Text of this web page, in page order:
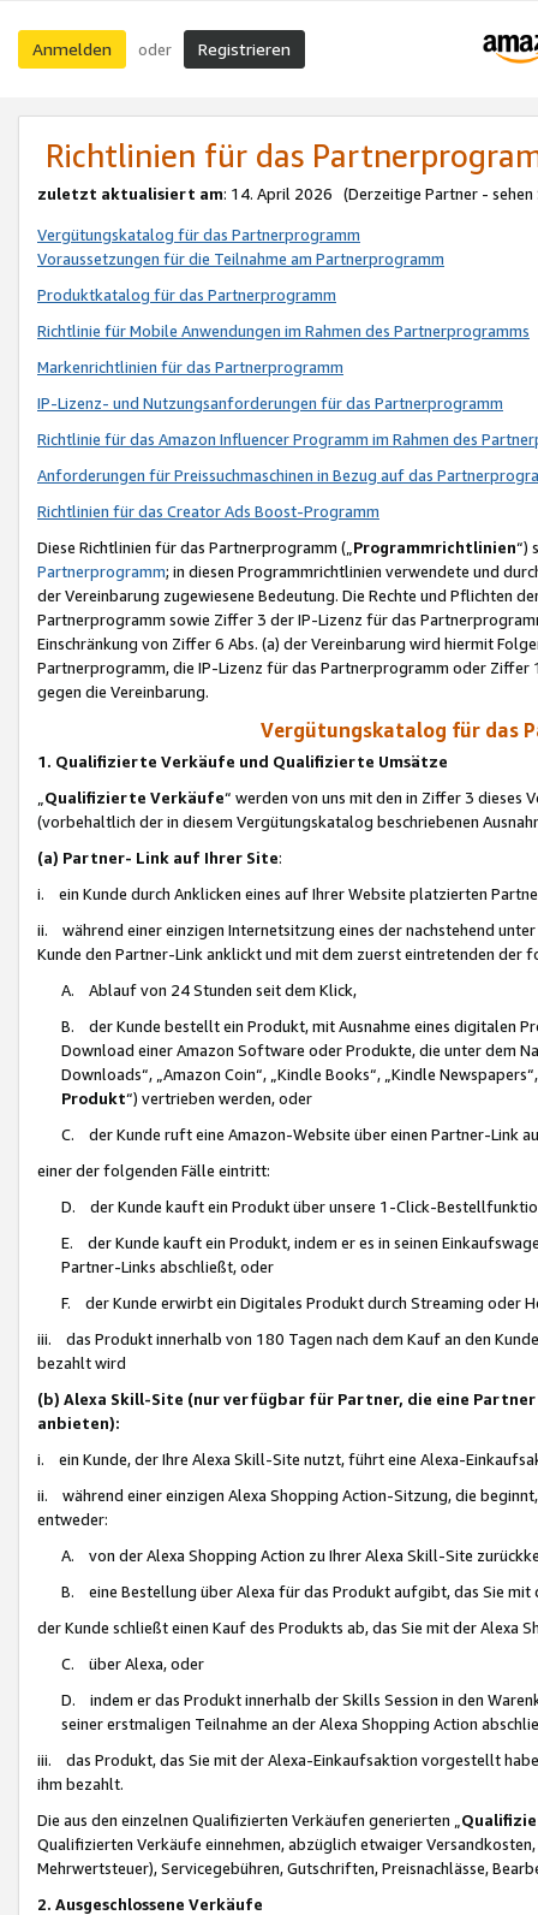
Anmelden oder Registrieren
Richtlinien für das
zuletzt aktualisiert am: 14. April 2026 (Derzeitige Partner - sehen
Vergütungskatalog für das Partnerprogramm
Voraussetzungen für die Teilnahme am Partnerprogramm
Produktkatalog für das Partnerprogramm
Richtlinie für Mobile Anwendungen im Rahmen des Partnerprogramms
Markenrichtlinien für das Partnerprogramm
IP-Lizenz- und Nutzungsanforderungen für das Partnerprogramm
Richtlinie für das Amazon Influencer Programm im Rahmen des
Anforderungen für Preissuchmaschinen in Bezug auf das
Richtlinien für das Creator Ads Boost-Programm
Diese Richtlinien für das Partnerprogramm („Programmrichtlinien“)
Partnerprogramm; in diesen Programmrichtlinien verwendete und
der Vereinbarung zugewiesene Bedeutung. Die Rechte und Pflichten
Partnerprogramm sowie Ziffer 3 der IP-Lizenz für das
Einschränkung von Ziffer 6 Abs. (a) der Vereinbarung wird hiermit
Partnerprogramm, die IP-Lizenz für das Partnerprogramm oder
gegen die Vereinbarung.
Vergütungskatalog für das
1. Qualifizierte Verkäufe und Qualifizierte Umsätze
Qualifizierte Verkäufe“ werden von uns mit den in Ziffer 3
(vorbehaltlich der in diesem Vergütungskatalog beschriebenen
(a) Partner- Link auf Ihrer Site:
i. ein Kunde durch Anklicken eines auf Ihrer Website platzierten
ii. während einer einzigen Internetsitzung eines der nachstehend
Kunde den Partner-Link anklickt und mit dem zuerst eintretenden der
A. Ablauf von 24 Stunden seit dem Klick,
B. der Kunde bestellt ein Produkt, mit Ausnahme eines digitalen
Download einer Amazon Software oder Produkte, die unter dem
Downloads“, „Amazon Coin“, „Kindle Books“, „Kindle
Produkt“) vertrieben werden, oder
C. der Kunde ruft eine Amazon-Website über einen Partner-Link
einer der folgenden Fälle eintritt:
D. der Kunde kauft ein Produkt über unsere 1-Click-
E. der Kunde kauft ein Produkt, indem er es in seinen
Partner-Links abschließt, oder
F. der Kunde erwirbt ein Digitales Produkt durch Streaming oder
iii. das Produkt innerhalb von 180 Tagen nach dem Kauf an den
bezahlt wird
(b) Alexa Skill-Site (nur verfügbar für Partner, die eine
anbieten):
i. ein Kunde, der Ihre Alexa Skill-Site nutzt, führt eine Alexa-
ii. während einer einzigen Alexa Shopping Action-Sitzung, die
entweder:
A. von der Alexa Shopping Action zu Ihrer Alexa Skill-Site
B. eine Bestellung über Alexa für das Produkt aufgibt, das Sie mit
der Kunde schließt einen Kauf des Produkts ab, das Sie mit der Alexa
C. über Alexa, oder
D. indem er das Produkt innerhalb der Skills Session in den
seiner erstmaligen Teilnahme an der Alexa Shopping Action
iii. das Produkt, das Sie mit der Alexa-Einkaufsaktion vorgestellt
ihm bezahlt.
Die aus den einzelnen Qualifizierten Verkäufen generierten „
Qualifizierten Verkäufe einnehmen, abzüglich etwaiger
Mehrwertsteuer), Servicegebühren, Gutschriften, Preisnachlässe,
2. Ausgeschlossene Verkäufe